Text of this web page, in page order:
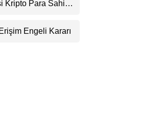
Kripto Para Sahibi:
Engeli Kararı